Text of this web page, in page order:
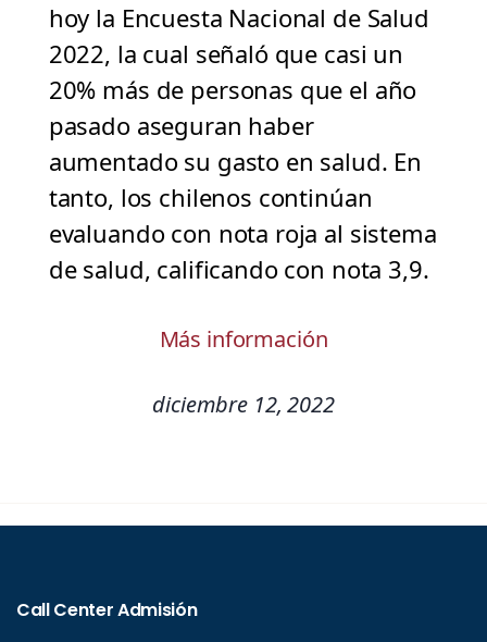
hoy la Encuesta Nacional de Salud
2022, la cual señaló que casi un
20% más de personas que el año
pasado aseguran haber
aumentado su gasto en salud. En
tanto, los chilenos continúan
evaluando con nota roja al sistema
de salud, calificando con nota 3,9.
Más información
diciembre 12, 2022